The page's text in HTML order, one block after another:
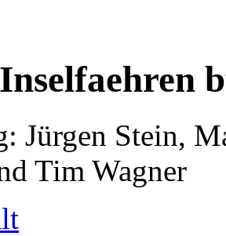
Jürgen Stein,
Tim Wagner